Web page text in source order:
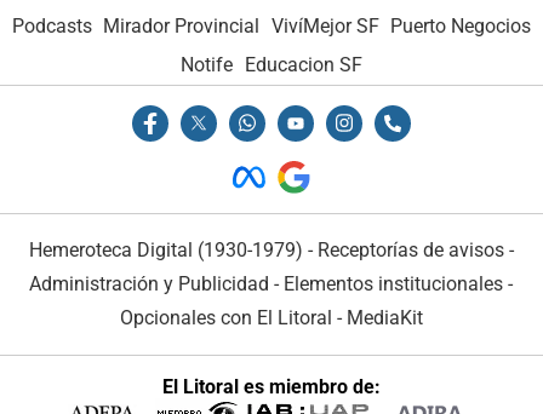
Podcasts Mirador Provincial VivíMejor SF Puerto Negocios
Notife Educacion SF
Hemeroteca Digital (1930-1979) - Receptorías de avisos -
Administración y Publicidad - Elementos institucionales -
Opcionales con El Litoral - MediaKit
El Litoral es miembro de: